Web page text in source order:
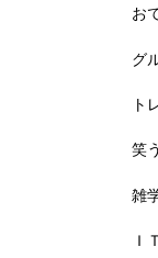
お
グ
ト
笑
雑
Ｉ